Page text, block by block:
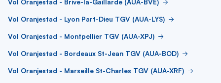
Vol Oranjestad - Brive-la-Gaillarde (AUA-BVE)
Vol Oranjestad - Lyon Part-Dieu TGV (AUA-LYS)
Vol Oranjestad - Montpellier TGV (AUA-XPJ)
Vol Oranjestad - Bordeaux St-Jean TGV (AUA-BOD)
Vol Oranjestad - Marseille St-Charles TGV (AUA-XRF)